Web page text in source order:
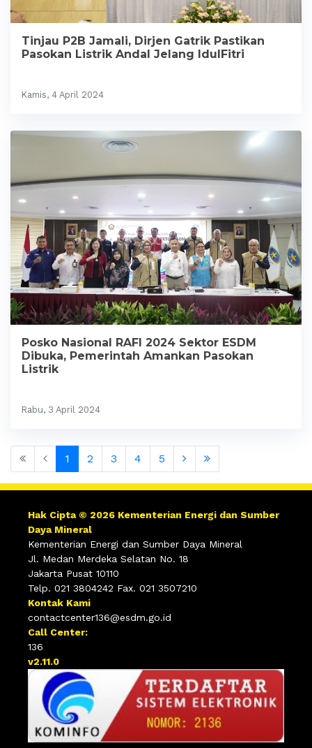
Tinjau P2B Jamali, Dirjen Gatrik Pastikan
Pasokan Listrik Andal Jelang IdulFitri
Kamis, 4 April 2024
Posko Nasional RAFI 2024 Sektor ESDM
Dibuka, Pemerintah Amankan Pasokan
Listrik
Rabu, 3 April 2024
1 2 3 4 5
Hak Cipta © 2026 Kementerian Energi dan Sumber
Daya Mineral
Kementerian Energi dan Sumber Daya Mineral
Jl. Medan Merdeka Selatan No. 18
Jakarta Pusat 10110
Telp. 021 3804242 Fax. 021 3507210
Kontak Kami
contactcenter136@esdm.go.id
Call Center:
136
v2.11.0